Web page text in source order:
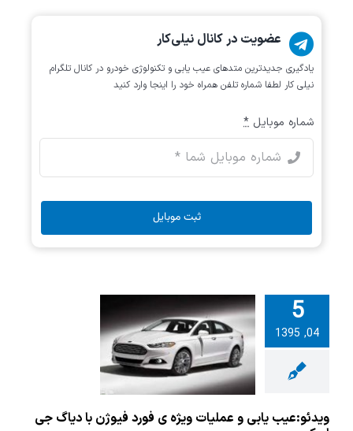
5
04, 1395
یابی و
ویژه ی فورد
دیاگ جی
ویدئو:عیب یابی و عملیات ویژه ی فورد فیوژن با دیاگ جی
عضویت در کانال نیلی‌کار
یادگیری جدیدترین متد‌های عیب یابی‌ و تکنولوژی خودرو در کانال تلگرام
نیلی کار لطفا شماره تلفن همراه خود را اینجا وارد کنید
شماره موبایل *
ثبت موبایل